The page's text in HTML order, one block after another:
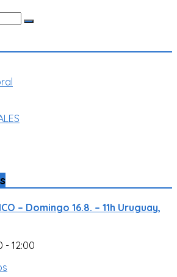
– Domingo 16.8. – 11h Uruguay,
- 12:00